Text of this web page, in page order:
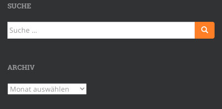
SUCHE
Suche
nach:
ARCHIV
Archiv